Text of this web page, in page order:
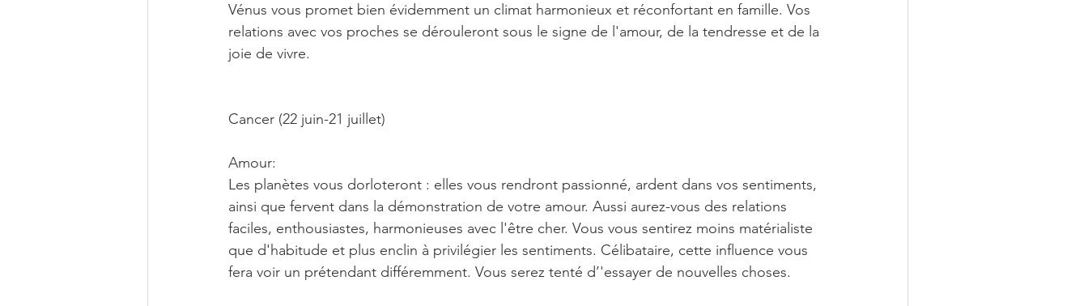
Vénus vous promet bien évidemment un climat harmonieux et réconfortant en famille. Vos
relations avec vos proches se dérouleront sous le signe de l'amour, de la tendresse et de la
joie de vivre.
Cancer (22 juin-21 juillet)
Amour:
Les planètes vous dorloteront : elles vous rendront passionné, ardent dans vos sentiments,
ainsi que fervent dans la démonstration de votre amour. Aussi aurez-vous des relations
faciles, enthousiastes, harmonieuses avec l'être cher. Vous vous sentirez moins matérialiste
que d'habitude et plus enclin à privilégier les sentiments. Célibataire, cette influence vous
fera voir un prétendant différemment. Vous serez tenté d’'essayer de nouvelles choses.